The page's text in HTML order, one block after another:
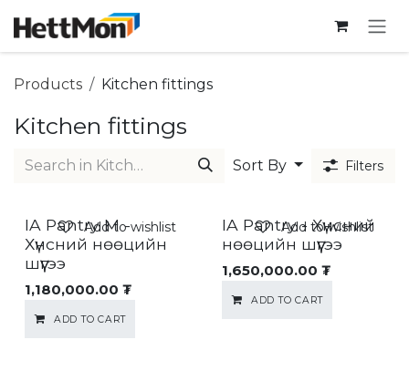
Products Kitchen fittings
Kitchen fittings
Sort By Filters
IA Pantry M -
Хүнсний нөөцийн
шүүгээ
1,180,000.00 ₮
ADD TO CART
Add to wishlist
IA Pantry - Хүнсний
нөөцийн шүүгээ
1,650,000.00 ₮
ADD TO CART
Add to wishlist